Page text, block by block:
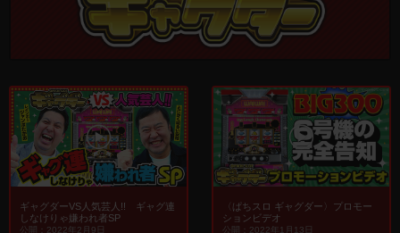
ギャグダーVS人気芸人!! ギャグ連
しなけりゃ嫌われ者SP
公開：2022年2月9日
〈ぱちスロ ギャグダー〉プロモー
ションビデオ
公開：2022年1月13日